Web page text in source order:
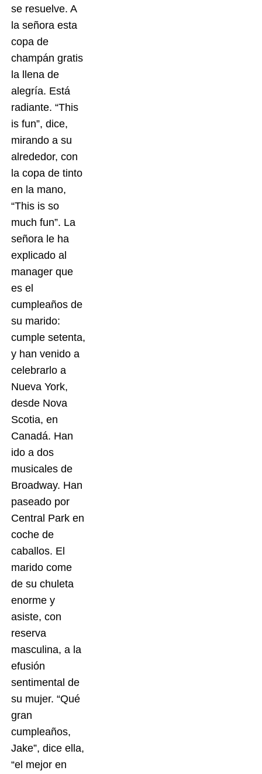
se resuelve. A
la señora esta
copa de
champán gratis
la llena de
alegría. Está
radiante. “This
is fun”, dice,
mirando a su
alrededor, con
la copa de tinto
en la mano,
“This is so
much fun”. La
señora le ha
explicado al
manager que
es el
cumpleaños de
su marido:
cumple setenta,
y han venido a
celebrarlo a
Nueva York,
desde Nova
Scotia, en
Canadá. Han
ido a dos
musicales de
Broadway. Han
paseado por
Central Park en
coche de
caballos. El
marido come
de su chuleta
enorme y
asiste, con
reserva
masculina, a la
efusión
sentimental de
su mujer. “Qué
gran
cumpleaños,
Jake”, dice ella,
“el mejor en